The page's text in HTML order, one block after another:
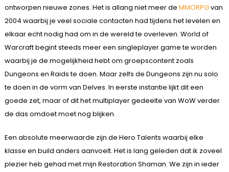
ontworpen nieuwe zones. Het is allang niet meer de MMORPGvan
2004 waarbij je veel sociale contacten had tijdens het levelen en
elkaar echt nodig had om in de wereld te overleven. World of
Warcraft begint steeds meer een singleplayer game te worden
waarbij je de mogelijkheid hebt om groepscontent zoals
Dungeons en Raids te doen. Maar zelfs de Dungeons zijn nu solo
te doen in de vorm van Delves. In eerste instantie lijkt dit een
goede zet, maar of dit het multiplayer gedeelte van WoW verder
de das omdoet moet nog blijken.
Een absolute meerwaarde zijn de Hero Talents waarbij elke
klasse en build anders aanvoelt. Het is lang geleden dat ik zoveel
plezier heb gehad met mijn Restoration Shaman. We zijn in ieder